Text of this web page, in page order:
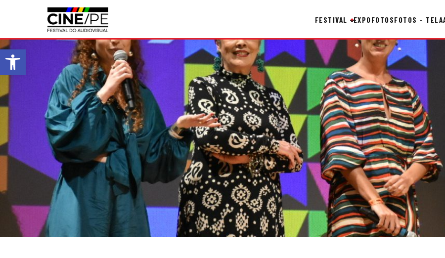
Abrir a barra de ferramentas
FESTIVAL EXPOFOTOSFOTOS – TELA